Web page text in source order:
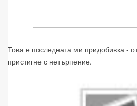
Това е последната ми придобивка -
пристигне с нетърпение.